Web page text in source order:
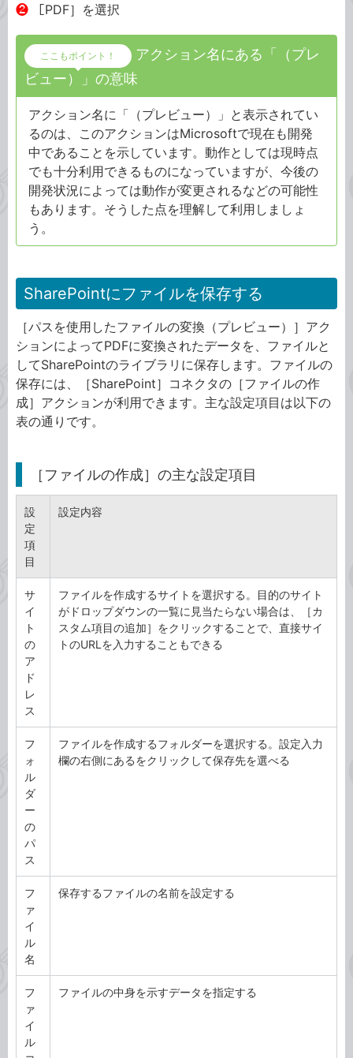
❷ ［PDF］を選択
ここもポイント！
アクション名にある「（プレ
ビュー）」の意味
アクション名に「（プレビュー）」と表示されてい
るのは、このアクションはMicrosoftで現在も開発
中であることを示しています。動作としては現時点
でも十分利用できるものになっていますが、今後の
開発状況によっては動作が変更されるなどの可能性
もあります。そうした点を理解して利用しましょ
う。
SharePointにファイルを保存する
［パスを使用したファイルの変換（プレビュー）］アク
ションによってPDFに変換されたデータを、ファイルと
してSharePointのライブラリに保存します。ファイルの
保存には、［SharePoint］コネクタの［ファイルの作
成］アクションが利用できます。主な設定項目は以下の
表の通りです。
［ファイルの作成］の主な設定項目
設
定
項
目
設定内容
サ
イ
ト
の
ア
ド
レ
ス
ファイルを作成するサイトを選択する。目的のサイト
がドロップダウンの一覧に見当たらない場合は、［カ
スタム項目の追加］をクリックすることで、直接サイ
トのURLを入力することもできる
フ
ォ
ル
ダ
ー
の
パ
ス
ファイルを作成するフォルダーを選択する。設定入力
欄の右側にあるをクリックして保存先を選べる
フ
ァ
イ
ル
名
保存するファイルの名前を設定する
フ
ァ
イ
ル
ファイルの中身を示すデータを指定する